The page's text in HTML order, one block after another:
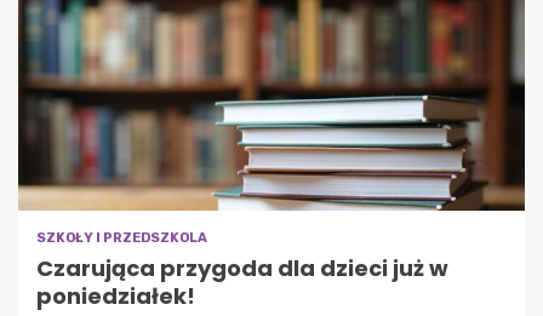
SZKOŁY I PRZEDSZKOLA
Czarująca przygoda dla dzieci już w
poniedziałek!